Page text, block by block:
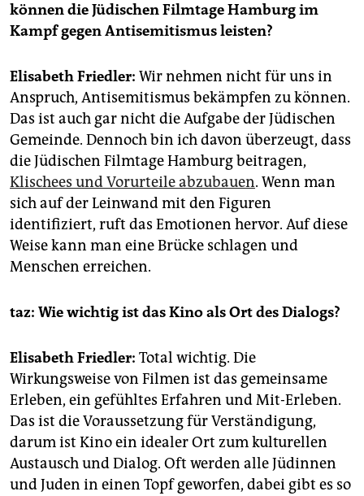
können die Jüdischen Filmtage Hamburg im
Kampf gegen Antisemitismus leisten?
Elisabeth Friedler: Wir nehmen nicht für uns in
Anspruch, Antisemitismus bekämpfen zu können.
Das ist auch gar nicht die Aufgabe der Jüdischen
Gemeinde. Dennoch bin ich davon überzeugt, dass
die Jüdischen Filmtage Hamburg beitragen,
Klischees und Vorurteile abzubauen. Wenn man
sich auf der Leinwand mit den Figuren
identifiziert, ruft das Emotionen hervor. Auf diese
Weise kann man eine Brücke schlagen und
Menschen erreichen.
taz: Wie wichtig ist das Kino als Ort des Dialogs?
Elisabeth Friedler: Total wichtig. Die
Wirkungsweise von Filmen ist das gemeinsame
Erleben, ein gefühltes Erfahren und Mit-Erleben.
Das ist die Voraussetzung für Verständigung,
darum ist Kino ein idealer Ort zum kulturellen
Austausch und Dialog. Oft werden alle Jüdinnen
und Juden in einen Topf geworfen, dabei gibt es so